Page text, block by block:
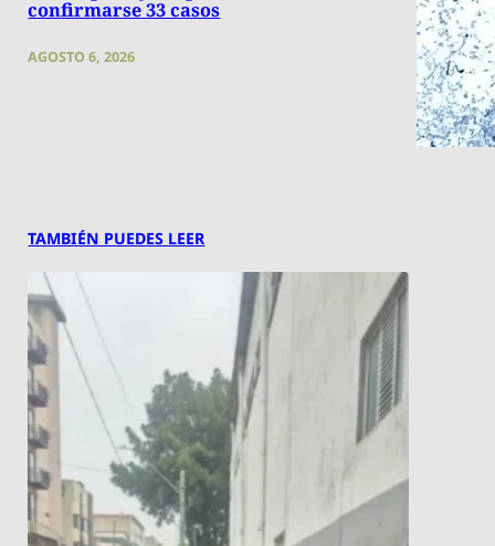
confirmarse 33 casos
AGOSTO 6, 2026
TAMBIÉN PUEDES LEER